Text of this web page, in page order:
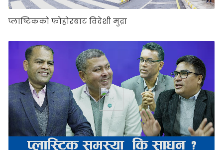
प्लाष्टिकको फोहोरबाट विदेशी मुद्रा